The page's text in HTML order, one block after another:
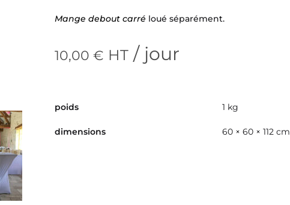
Mange debout carré loué séparément.
10,00 € HT / jour
poids 1 kg
dimensions 60 × 60 × 112 cm